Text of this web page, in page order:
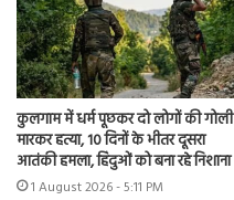
कुलगाम में धर्म पूछकर दो लोगों की गोली
मारकर हत्या, 10 दिनों के भीतर दूसरा
आतंकी हमला, हिंदुओं को बना रहे निशाना
1 August 2026 - 5:11 PM